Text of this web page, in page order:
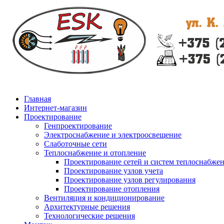
Главная
Интернет-магазин
Проектирование
Генпроектирование
Электроснабжение и электроосвещение
Слаботочные сети
Теплоснабжение и отопление
Проектирование сетей и систем
Проектирование узлов учета
Проектирование узлов регулирования
Проектирование отопления
Вентиляция и кондиционирование
Архитектурные решения
Технологические решения